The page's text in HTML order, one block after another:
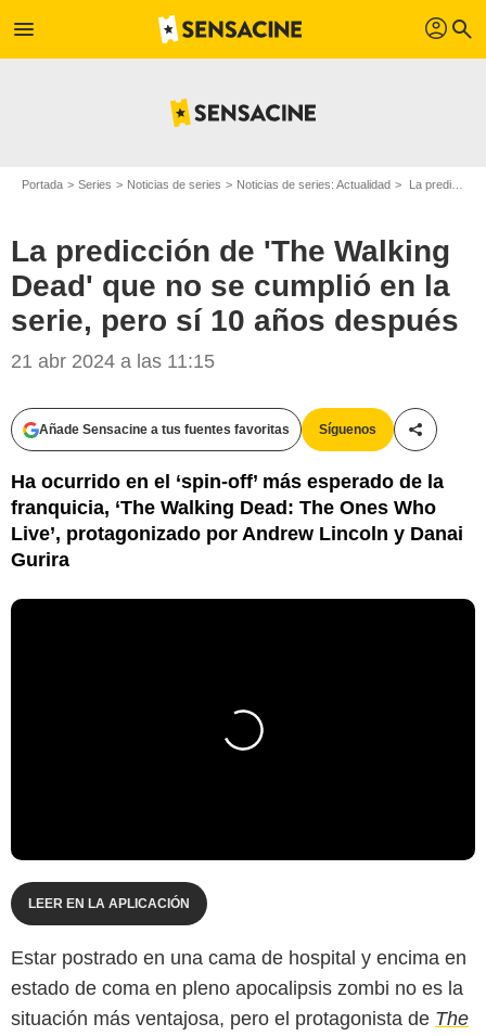
menu profil search
Portada Series Noticias de series Noticias de series: Actualidad La predicción de 'The Walking Dead' que no se cumplió en la serie, pero sí 10 años después
La predicción de 'The Walking
Dead' que no se cumplió en la
serie, pero sí 10 años después
21 abr 2024 a las 11:15
Añade Sensacine a tus fuentes favoritas Síguenos
Ha ocurrido en el ‘spin-off’ más esperado de la
franquicia, ‘The Walking Dead: The Ones Who
Live’, protagonizado por Andrew Lincoln y Danai
Gurira
LEER EN LA APLICACIÓN
Estar postrado en una cama de hospital y encima en
estado de coma en pleno apocalipsis zombi no es la
situación más ventajosa, pero el protagonista de The